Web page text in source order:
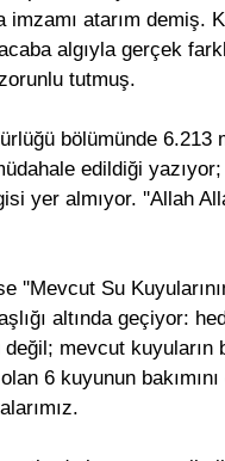
imzamı atarım demiş.
algıyla gerçek
tutmuş.
bölümünde 6.213
edildiği
yer almıyor. ''Allah
''Mevcut Su
altında geçiyor:
mevcut kuyuların
6 kuyunun